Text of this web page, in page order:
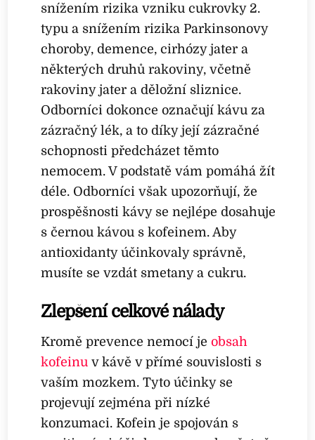
snížením rizika vzniku cukrovky 2.
typu a snížením rizika Parkinsonovy
choroby, demence, cirhózy jater a
některých druhů rakoviny, včetně
rakoviny jater a děložní sliznice.
Odborníci dokonce označují kávu za
zázračný lék, a to díky její zázračné
schopnosti předcházet těmto
nemocem. V podstatě vám pomáhá žít
déle. Odborníci však upozorňují, že
prospěšnosti kávy se nejlépe dosahuje
s černou kávou s kofeinem. Aby
antioxidanty účinkovaly správně,
musíte se vzdát smetany a cukru.
Zlepšení celkové nálady
Kromě prevence nemocí jeobsah
kofeinu v kávě v přímé souvislosti s
vaším mozkem. Tyto účinky se
projevují zejména při nízké
konzumaci. Kofein je spojován s